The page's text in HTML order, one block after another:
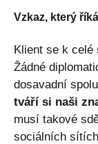
Vzkaz, který
Klient se k celé
Žádné
dosavadní
tváří si naši
musí takové
sociálních